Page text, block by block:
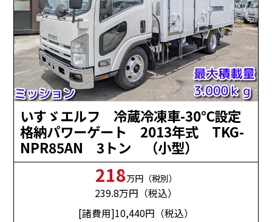
いすゞエルフ 冷蔵冷凍車-30℃設定
格納パワーゲート 2013年式 TKG-
NPR85AN 3トン （小型）
218万円（税別）
239.8万円（税込）
[諸費用]10,440円（税込）